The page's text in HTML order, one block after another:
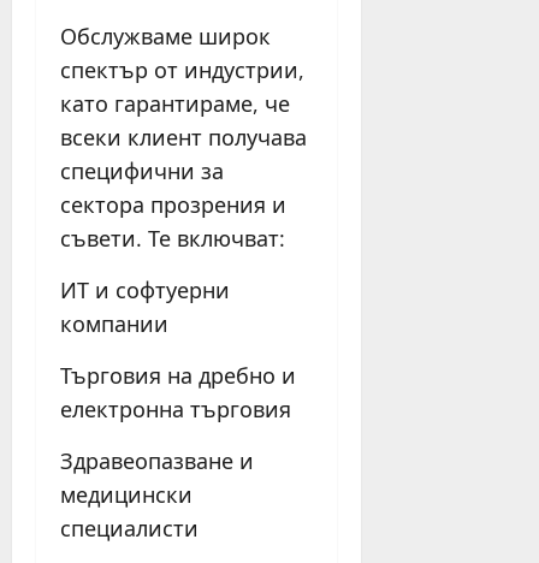
Обслужваме широк
спектър от индустрии,
като гарантираме, че
всеки клиент получава
специфични за
сектора прозрения и
съвети. Те включват:
ИТ и софтуерни
компании
Търговия на дребно и
електронна търговия
Здравеопазване и
медицински
специалисти